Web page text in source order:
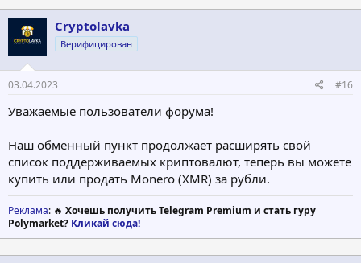
Cryptolavka
Верифицирован
03.04.2023 #16
Уважаемые пользователи форума!
Наш обменный пункт продолжает расширять свой
список поддерживаемых криптовалют, теперь вы можете
купить или продать Monero (XMR) за рубли.
Реклама: 🔥 Хочешь получить Telegram Premium и стать гуру
Polymarket? Кликай сюда!